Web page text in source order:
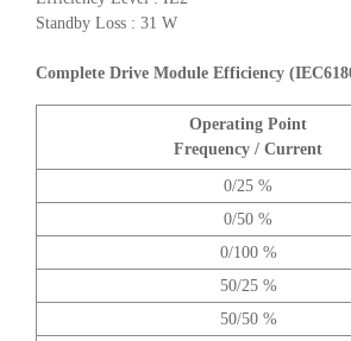
Standby Loss : 31 W
Complete Drive Module Efficiency
Operating Point
Frequency / Current
0/25 %
0/50 %
0/100 %
50/25 %
50/50 %